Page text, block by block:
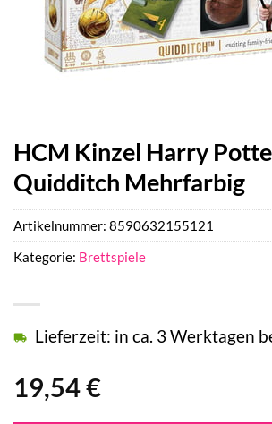
HCM Kinzel Harry
Quidditch Mehrfarbig
19,54€
Lieferzeit: in ca. 3 Werktagen
Artikelnummer: 8590632155121
Kategorie: Brettspiele